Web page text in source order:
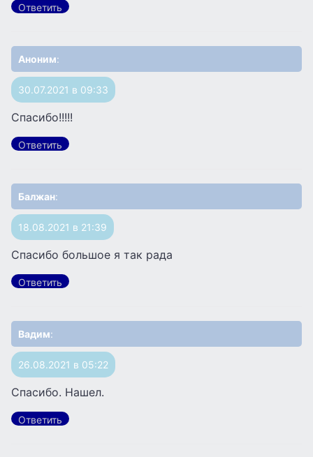
Ответить
Аноним:
30.07.2021 в 09:33
Спасибо!!!!!
Ответить
Балжан:
18.08.2021 в 21:39
Спасибо большое я так рада
Ответить
Вадим:
26.08.2021 в 05:22
Спасибо. Нашел.
Ответить